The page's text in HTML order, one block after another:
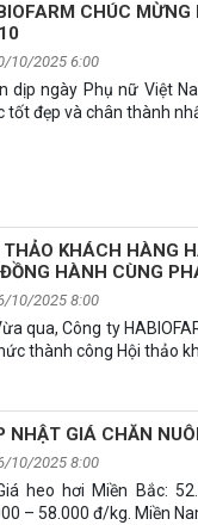
CHÚC
10/2025 6:00
dịp ngày Phụ nữ Việt
tốt đẹp và chân thành
THẢO KHÁCH HÀNG
HÀNH CÙNG
10/2025 8:00
qua, Công ty
thành công Hội thảo
NHẬT GIÁ CHĂN
10/2025 8:00
heo hơi Miền Bắc:
– 58.000 đ/kg. Miền